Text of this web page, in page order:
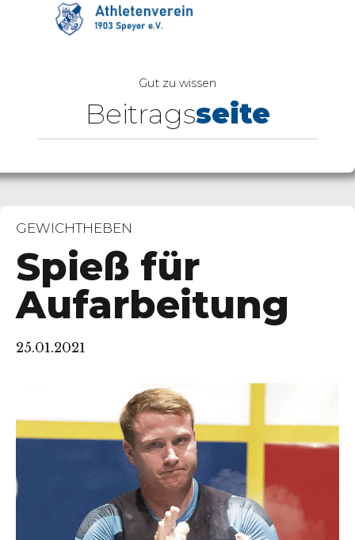
Gut zu wissen
Beitragsseite
GEWICHTHEBEN
Spieß für
Aufarbeitung
25.01.2021